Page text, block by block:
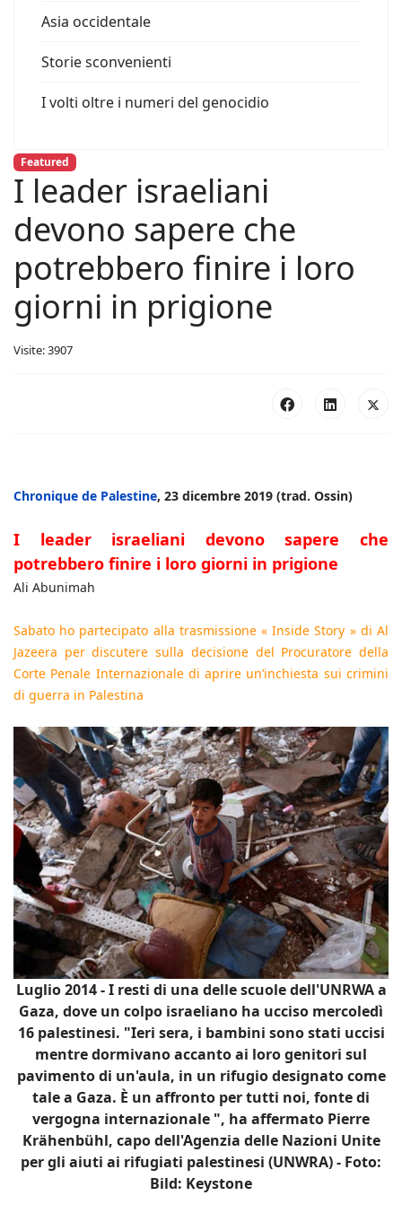
Asia occidentale
Storie sconvenienti
I volti oltre i numeri del genocidio
Featured
I leader israeliani
devono sapere che
potrebbero finire i loro
giorni in prigione
Visite: 3907
Chronique de Palestine, 23 dicembre 2019 (trad. Ossin)
I leader israeliani devono sapere che
potrebbero finire i loro giorni in prigione
Ali Abunimah
Sabato ho partecipato alla trasmissione « Inside Story » di Al
Jazeera per discutere sulla decisione del Procuratore della
Corte Penale Internazionale di aprire un’inchiesta sui crimini
di guerra in Palestina
Luglio 2014 - I resti di una delle scuole dell'UNRWA a
Gaza, dove un colpo israeliano ha ucciso mercoledì
16 palestinesi. "Ieri sera, i bambini sono stati uccisi
mentre dormivano accanto ai loro genitori sul
pavimento di un'aula, in un rifugio designato come
tale a Gaza. È un affronto per tutti noi, fonte di
vergogna internazionale ", ha affermato Pierre
Krähenbühl, capo dell'Agenzia delle Nazioni Unite
per gli aiuti ai rifugiati palestinesi (UNWRA) - Foto:
Bild: Keystone